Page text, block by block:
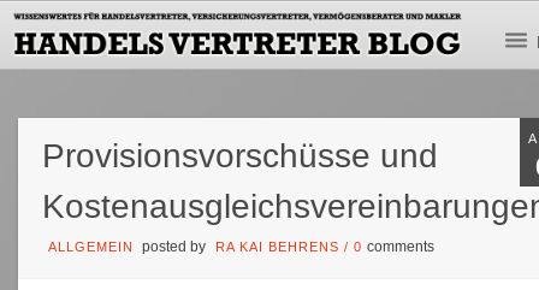
Provisionsvorschüsse und
ALLGEMEIN posted by RA KAI BEHRENS /0comments